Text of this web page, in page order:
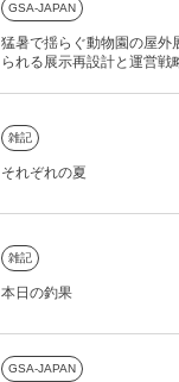
GSA-JAPAN
猛暑で揺らぐ動物園の屋外
られる展示再設計と運営戦
雑記
それぞれの夏
雑記
本日の釣果
GSA-JAPAN